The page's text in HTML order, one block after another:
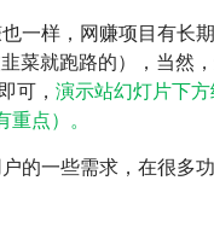
一样，网赚项目有
菜就跑路的），当然
可， 演示站幻灯片下
点）。
的一些需求，在很多